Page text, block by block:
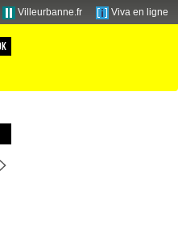
Villeurbanne.fr Viva en ligne